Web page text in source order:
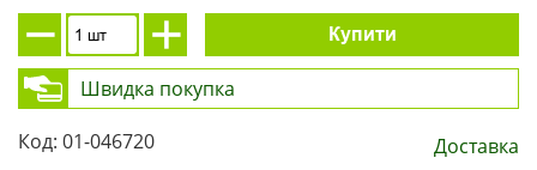
Купити
Швидка покупка
Код: 01-046720
Доставка